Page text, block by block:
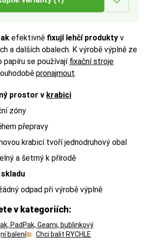
efektivně fixují lehčí produkty v
a dalších obalech. K výrobě výplně ze
papíru se používají fixační stroje
pronajmout.
prostor v krabici
zóny
přepravy
krabicí tvoří jednodruhový obal
a šetrný k přírodě
odpad při výrobě výplně
v kategoriích:
PadPak, Geami, bublinkový
balení
Chci balit RYCHLE